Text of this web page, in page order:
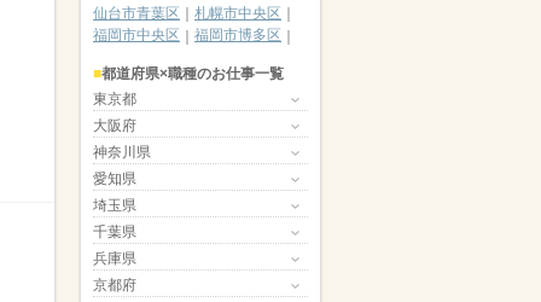
仙台市青葉区
札幌市中央区
福岡市中央区
福岡市博多区
都道府県×職種のお仕事一覧
東京都
大阪府
神奈川県
愛知県
埼玉県
千葉県
兵庫県
京都府